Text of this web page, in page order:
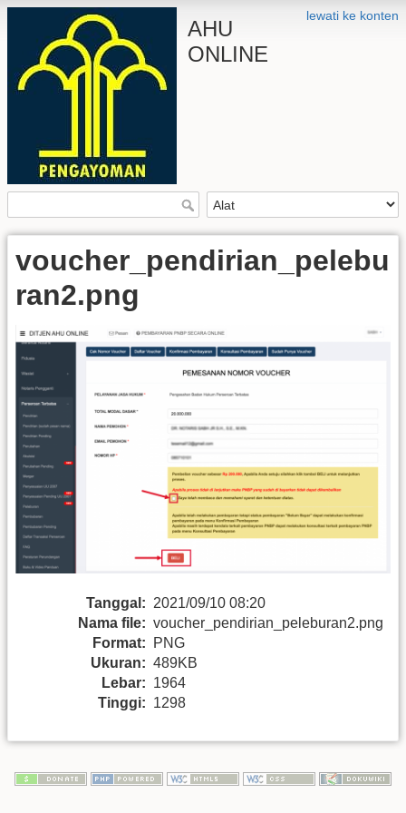
lewati ke konten
AHU
ONLINE
voucher_pendirian_pelebu
ran2.png
Tanggal: 2021/09/10 08:20
Nama file: voucher_pendirian_peleburan2.png
Format:
PNG
Ukuran: 489KB
Lebar: 1964
Tinggi: 1298